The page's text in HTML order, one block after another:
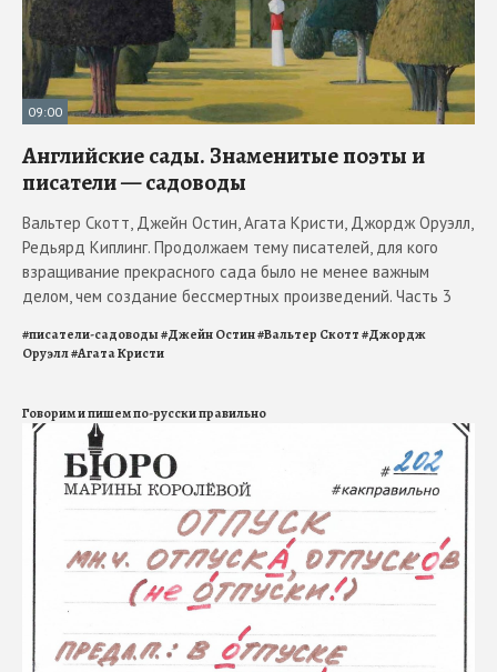
09:00
Английские сады. Знаменитые поэты и
писатели — садоводы
Вальтер Скотт, Джейн Остин, Агата Кристи, Джордж Оруэлл,
Редьярд Киплинг. Продолжаем тему писателей, для кого
взращивание прекрасного сада было не менее важным
делом, чем создание бессмертных произведений. Часть 3
#писатели-садоводы#Джейн Остин#Вальтер Скотт#Джордж
Оруэлл#Агата Кристи
Говорим и пишем по-русски правильно